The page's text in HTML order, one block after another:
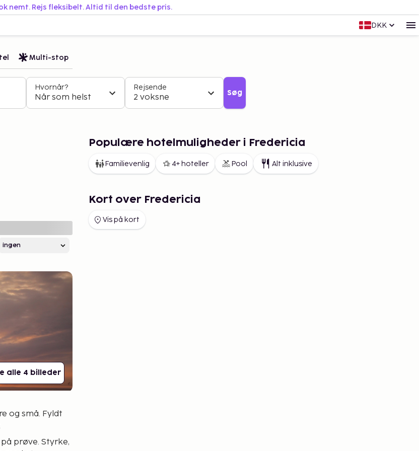
nemt. Rejs fleksibelt. Altid til den bedste pris.
DKK
Multi-stop
Hvornår?
Når som helst
Rejsende
2 voksne Søg
alle 4 billeder
og små. Fyldt
Styrke,
Populære hotelmuligheder i Fredericia
Familievenlig 4+ hoteller Pool Alt inklusive
Kort over Fredericia
Vis på kort